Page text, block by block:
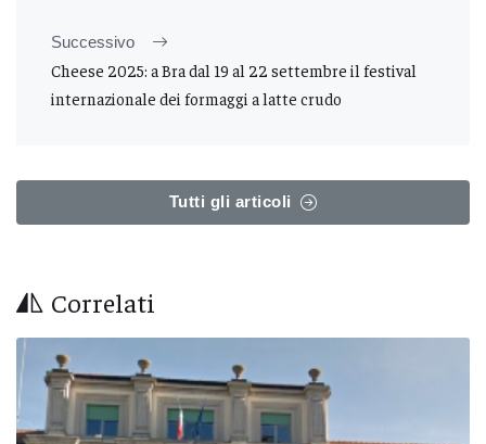
Successivo
Cheese 2025: a Bra dal 19 al 22 settembre il festival
internazionale dei formaggi a latte crudo
Tutti gli articoli
Correlati